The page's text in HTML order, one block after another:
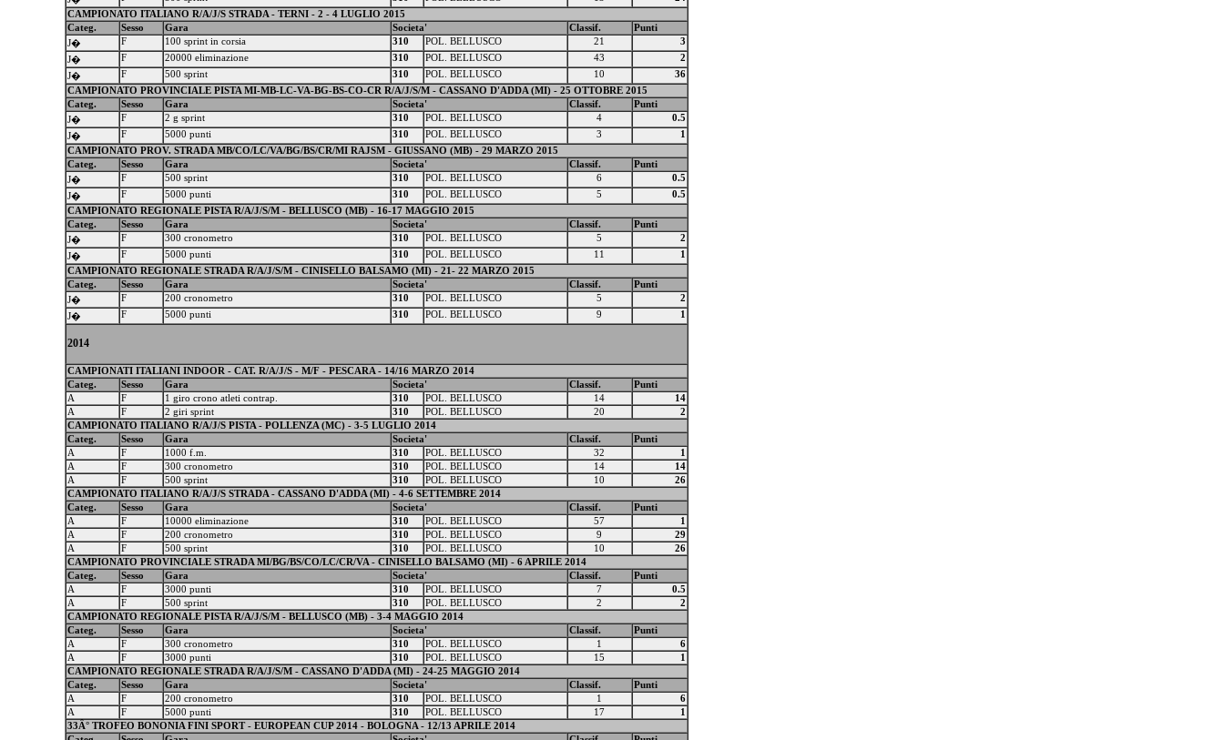
CAMPIONATO ITALIANO R/A/J/S STRADA - TERNI - 2 - 4 LUGLIO 2015
Categ.
Sesso Gara Societa' Classif.
Punti
J�
F 100 sprint in corsia 310 POL. BELLUSCO 21
3
J�
F 20000 eliminazione 310 POL. BELLUSCO 43
2
J�
F 500 sprint 310 POL. BELLUSCO 10
36
CAMPIONATO PROVINCIALE PISTA MI-MB-LC-VA-BG-BS-CO-CR R/A/J/S/M - CASSANO D'ADDA (MI) - 25 OTTOBRE 2015
Categ.
Sesso Gara Societa' Classif.
Punti
J�
F 2 g sprint 310 POL. BELLUSCO 4
0.5
J�
F 5000 punti 310 POL. BELLUSCO 3
1
CAMPIONATO PROV. STRADA MB/CO/LC/VA/BG/BS/CR/MI RAJSM - GIUSSANO (MB) - 29 MARZO 2015
Categ.
Sesso Gara Societa' Classif.
Punti
J�
F 500 sprint 310 POL. BELLUSCO 6
0.5
J�
F 5000 punti 310 POL. BELLUSCO 5
0.5
CAMPIONATO REGIONALE PISTA R/A/J/S/M - BELLUSCO (MB) - 16-17 MAGGIO 2015
Categ.
Sesso Gara Societa' Classif.
Punti
J�
F 300 cronometro 310 POL. BELLUSCO 5
2
J�
F 5000 punti 310 POL. BELLUSCO 11
1
CAMPIONATO REGIONALE STRADA R/A/J/S/M - CINISELLO BALSAMO (MI) - 21- 22 MARZO 2015
Categ.
Sesso Gara Societa' Classif.
Punti
J�
F 200 cronometro 310 POL. BELLUSCO 5
2
J�
F 5000 punti 310 POL. BELLUSCO 9 1
2014
CAMPIONATI ITALIANI INDOOR - CAT. R/A/J/S - M/F - PESCARA - 14/16 MARZO 2014
Categ.
Sesso Gara Societa' Classif.
Punti
A
F 1 giro crono atleti contrap. 310 POL. BELLUSCO 14
14
A
F 2 giri sprint 310 POL. BELLUSCO 20
2
CAMPIONATO ITALIANO R/A/J/S PISTA - POLLENZA (MC) - 3-5 LUGLIO 2014
Categ.
Sesso Gara Societa' Classif.
Punti
A
F 1000 f.m. 310 POL. BELLUSCO 32
1
A
F 300 cronometro 310 POL. BELLUSCO 14
14
A
F 500 sprint 310 POL. BELLUSCO 10
26
CAMPIONATO ITALIANO R/A/J/S STRADA - CASSANO D'ADDA (MI) - 4-6 SETTEMBRE 2014
Categ.
Sesso Gara Societa' Classif.
Punti
A
F 10000 eliminazione 310 POL. BELLUSCO 57
1
A
F 200 cronometro 310 POL. BELLUSCO 9
29
A
F 500 sprint 310 POL. BELLUSCO 10
26
CAMPIONATO PROVINCIALE STRADA MI/BG/BS/CO/LC/CR/VA - CINISELLO BALSAMO (MI) - 6 APRILE 2014
Categ.
Sesso Gara Societa' Classif.
Punti
A
F 3000 punti 310 POL. BELLUSCO 7
0.5
A
F 500 sprint 310 POL. BELLUSCO 2
2
CAMPIONATO REGIONALE PISTA R/A/J/S/M - BELLUSCO (MB) - 3-4 MAGGIO 2014
Categ.
Sesso Gara Societa' Classif.
Punti
A
F 300 cronometro 310 POL. BELLUSCO 1
6
A
F 3000 punti 310 POL. BELLUSCO 15
1
CAMPIONATO REGIONALE STRADA R/A/J/S/M - CASSANO D'ADDA (MI) - 24-25 MAGGIO 2014
Categ.
Sesso Gara Societa' Classif.
Punti
A
F 200 cronometro 310 POL. BELLUSCO 1
6
A
F 5000 punti 310 POL. BELLUSCO 17
1
33Â° TROFEO BONONIA FINI SPORT - EUROPEAN CUP 2014 - BOLOGNA - 12/13 APRILE 2014